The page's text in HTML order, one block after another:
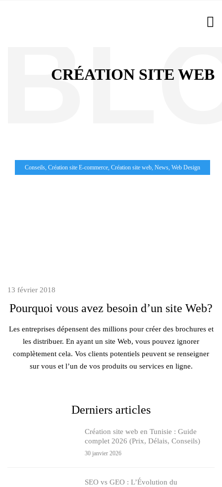
CRÉATION SITE WEB
Conseils, Création site E-commerce, Création site web, News, Web Design
13 février 2018
Pourquoi vous avez besoin d’un site Web?
Les entreprises dépensent des millions pour créer des brochures et
les distribuer. En ayant un site Web, vous pouvez ignorer
complètement cela. Vos clients potentiels peuvent se renseigner
sur vous et l’un de vos produits ou services en ligne.
Derniers articles
Création site web en Tunisie : Guide
complet 2026 (Prix, Délais, Conseils)
30 janvier 2026
SEO vs GEO : L’Évolution du